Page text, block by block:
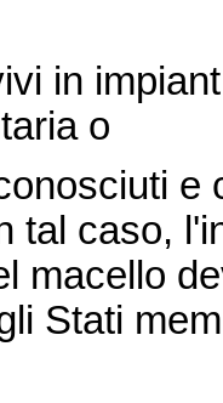
in impianti
o
e
tal caso,
macello
Stati